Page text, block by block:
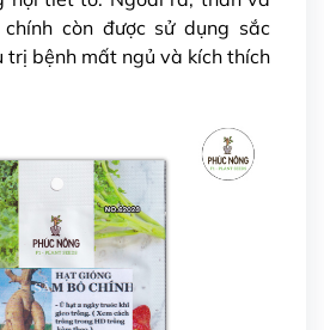
còn được sử dụng sắc
trị bệnh mất ngủ và kích thích